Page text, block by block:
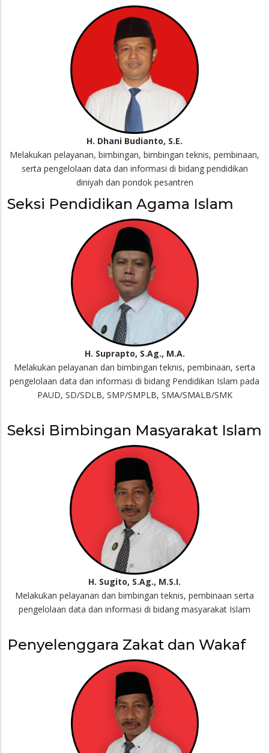
H. Dhani Budianto, S.E.
Melakukan pelayanan, bimbingan, bimbingan teknis, pembinaan,
serta pengelolaan data dan informasi di bidang pendidikan
diniyah dan pondok pesantren
Seksi Pendidikan Agama Islam
H. Suprapto, S.Ag., M.A.
Melakukan pelayanan dan bimbingan teknis, pembinaan, serta
pengelolaan data dan informasi di bidang Pendidikan Islam pada
PAUD, SD/SDLB, SMP/SMPLB, SMA/SMALB/SMK
Seksi Bimbingan Masyarakat Islam
H. Sugito, S.Ag., M.S.I.
Melakukan pelayanan dan bimbingan teknis, pembinaan serta
pengelolaan data dan informasi di bidang masyarakat Islam
Penyelenggara Zakat dan Wakaf